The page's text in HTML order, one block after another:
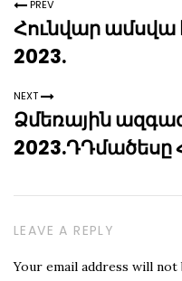
PREV
Հունվար ամսվա
2023.
NEXT
Ձմեռային
2023.ԴԴմածեսը
LEAVE A REPLY
Your email address will not